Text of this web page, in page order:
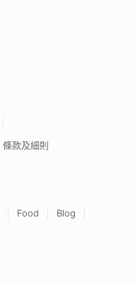
條款及細則
Food
Blog